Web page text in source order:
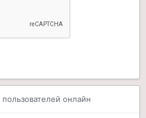
пользователей онлайн